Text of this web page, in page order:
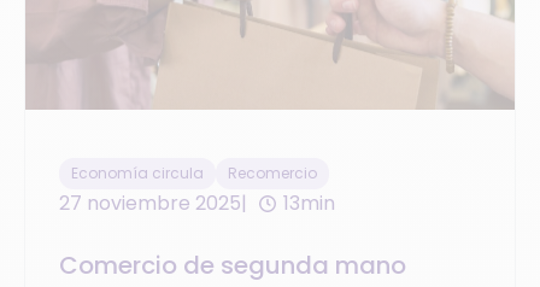
Economía circula Recomercio
27 noviembre 2025 13min
Comercio de segunda mano